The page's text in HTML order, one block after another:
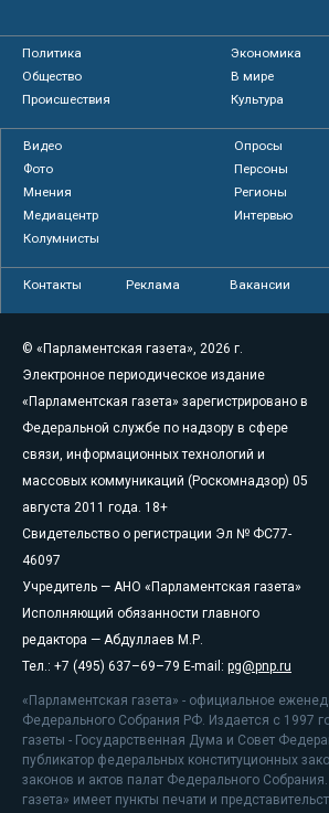
Политика
Экономика
Общество
В мире
Происшествия
Культура
Видео
Опросы
Фото
Персоны
Мнения
Регионы
Медиацентр
Интервью
Колумнисты
Контакты Реклама Вакансии
© «Парламентская газета», 2026 г.
Электронное периодическое издание
«Парламентская газета» зарегистрировано в
Федеральной службе по надзору в сфере
связи, информационных технологий и
массовых коммуникаций (Роскомнадзор) 05
августа 2011 года. 18+
Свидетельство о регистрации Эл № ФС77-
46097
Учредитель — АНО «Парламентская газета»
Исполняющий обязанности главного
редактора — Абдуллаев М.Р.
Тел.: +7 (495) 637–69–79 E-mail: pg@pnp.ru
«Парламентская газета» - официальное
Федерального Собрания РФ. Издается с 1997
газеты - Государственная Дума и Совет
публикатор федеральных конституционных
законов и актов палат Федерального
газета» имеет пункты печати и